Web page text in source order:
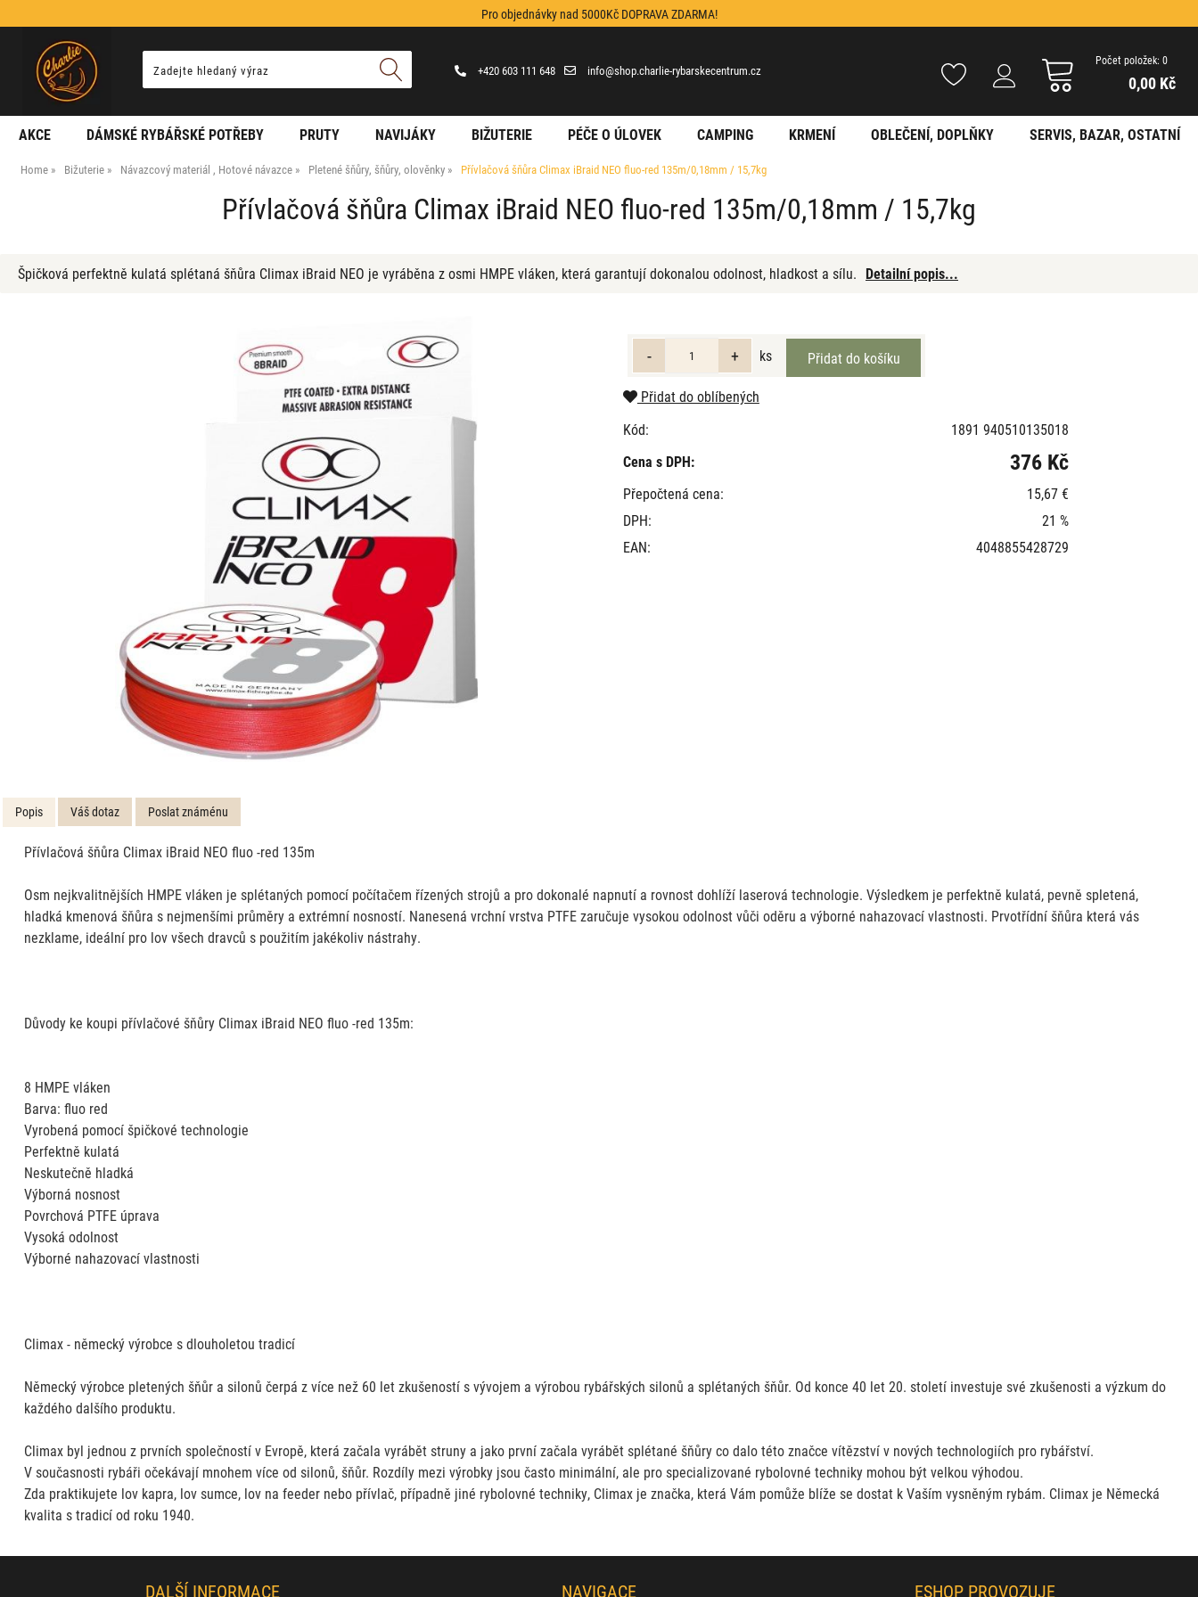
Pro objednávky nad 5000Kč DOPRAVA ZDARMA!
+420 603 111 648 info@shop.charlie-rybarskecentrum.cz
Počet položek: 0
0,00 Kč
AKCE DÁMSKÉ RYBÁŘSKÉ POTŘEBY PRUTY NAVIJÁKY BIŽUTERIE PÉČE O ÚLOVEK CAMPING KRMENÍ OBLEČENÍ, DOPLŇKY SERVIS, BAZAR, OSTATNÍ
Home Bižuterie Návazcový materiál , Hotové návazce Pletené šňůry, šňůry, olověnky Přívlačová šňůra Climax iBraid NEO fluo-red 135m/0,18mm / 15,7kg
Přívlačová šňůra Climax iBraid NEO fluo-red 135m/0,18mm / 15,7kg
Špičková perfektně kulatá splétaná šňůra Climax iBraid NEO je vyráběna z osmi HMPE vláken, která garantují dokonalou odolnost, hladkost a sílu. Detailní popis...
ks
Přidat do oblíbených
Kód:
1891 940510135018
Cena s DPH:
376 Kč
Přepočtená cena:
15,67 €
DPH:
21 %
EAN:
4048855428729
Popis Váš dotaz Poslat známénu
Přívlačová šňůra Climax iBraid NEO fluo -red 135m
Osm nejkvalitnějších HMPE vláken je splétaných pomocí počítačem řízených strojů a pro dokonalé napnutí a rovnost dohlíží laserová technologie. Výsledkem je perfektně kulatá, pevně spletená,
hladká kmenová šňůra s nejmenšími průměry a extrémní nosností. Nanesená vrchní vrstva PTFE zaručuje vysokou odolnost vůči oděru a výborné nahazovací vlastnosti. Prvotřídní šňůra která vás
nezklame, ideální pro lov všech dravců s použitím jakékoliv nástrahy.
Důvody ke koupi přívlačové šňůry Climax iBraid NEO fluo -red 135m:
8 HMPE vláken
Barva: fluo red
Vyrobená pomocí špičkové technologie
Perfektně kulatá
Neskutečně hladká
Výborná nosnost
Povrchová PTFE úprava
Vysoká odolnost
Výborné nahazovací vlastnosti
Climax - německý výrobce s dlouholetou tradicí
Německý výrobce pletených šňůr a silonů čerpá z více než 60 let zkušeností s vývojem a výrobou rybářských silonů a splétaných šňůr. Od konce 40 let 20. století investuje své zkušenosti a výzkum do
každého dalšího produktu.
Climax byl jednou z prvních společností v Evropě, která začala vyrábět struny a jako první začala vyrábět splétané šňůry co dalo této značce vítězství v nových technologiích pro rybářství.
V současnosti rybáři očekávají mnohem více od silonů, šňůr. Rozdíly mezi výrobky jsou často minimální, ale pro specializované rybolovné techniky mohou být velkou výhodou.
Zda praktikujete lov kapra, lov sumce, lov na feeder nebo přívlač, případně jiné rybolovné techniky, Climax je značka, která Vám pomůže blíže se dostat k Vaším vysněným rybám. Climax je Německá
kvalita s tradicí od roku 1940.
DALŠÍ INFORMACE NAVIGACE ESHOP PROVOZUJE